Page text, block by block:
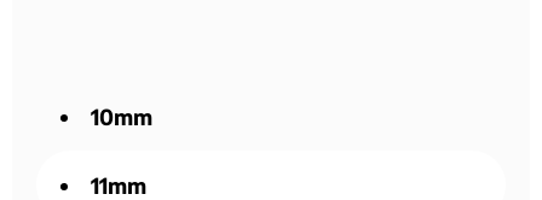
10mm
11mm